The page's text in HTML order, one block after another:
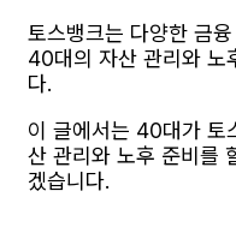
토스뱅크는 다양한 금
40대의 자산 관리와 노
다.
이 글에서는 40대가 토
산 관리와 노후 준비를
겠습니다.